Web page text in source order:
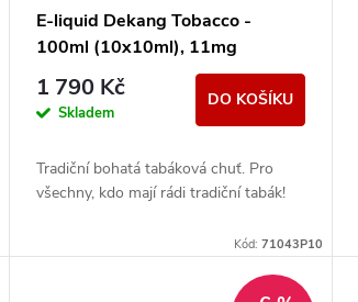
E-liquid Dekang Tobacco -
100ml (10x10ml), 11mg
1 790 Kč
Skladem
DO KOŠÍKU
Tradiční bohatá tabáková chuť. Pro
všechny, kdo mají rádi tradiční tabák!
Kód: 71043P10